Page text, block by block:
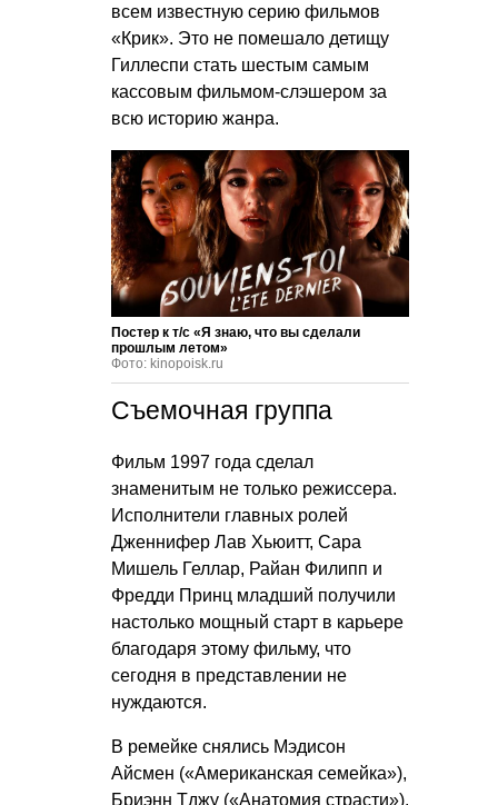
всем известную серию фильмов
«Крик». Это не помешало детищу
Гиллеспи стать шестым самым
кассовым фильмом-слэшером за
всю историю жанра.
Постер к т/с «Я знаю, что вы сделали
прошлым летом»
Фото: kinopoisk.ru
Съемочная группа
Фильм 1997 года сделал
знаменитым не только режиссера.
Исполнители главных ролей
Дженнифер Лав Хьюитт, Сара
Мишель Геллар, Райан Филипп и
Фредди Принц младший получили
настолько мощный старт в карьере
благодаря этому фильму, что
сегодня в представлении не
нуждаются.
В ремейке снялись Мэдисон
Айсмен («Американская семейка»),
Бриэнн Тджу («Анатомия страсти»),